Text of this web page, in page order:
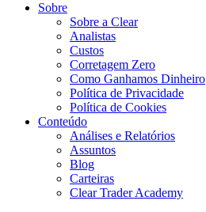
Sobre
Sobre a Clear
Analistas
Custos
Corretagem Zero
Como Ganhamos Dinheiro
Política de Privacidade
Política de Cookies
Conteúdo
Análises e Relatórios
Assuntos
Blog
Carteiras
Clear Trader Academy